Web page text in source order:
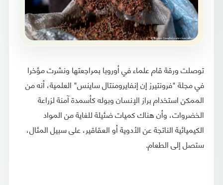
توصلت ورقة قام علماء في أوروبا بمراجعتها ونشرت مؤخرا
في مجلة "فرونتيرز إن إنفايرومنتال ساينس" العلمية، أنه من
الممكن استخدام براز الإنسان وبوله كأسمدة آمنة لزراعة
الخضروات، وأن هناك كميات ضئيلة للغاية من المواد
الكيميائية الناتجة عن الأدوية أو العقاقير، على سبيل المثال،
ستصل إلى الطعام.